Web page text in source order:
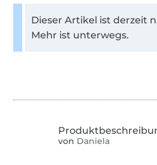
Dieser Artikel ist derzeit
Mehr ist unterwegs.
von Daniela